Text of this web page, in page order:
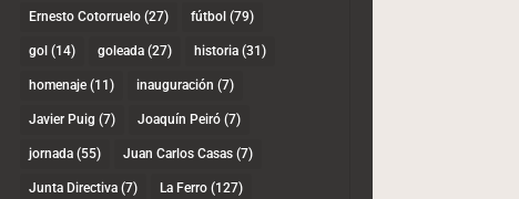
Ernesto Cotorruelo(27) fútbol (79)
gol (14) goleada(27) historia(31)
homenaje(11) inauguración (7)
Javier Puig (7) Joaquín Peiró(7)
jornada(55) Juan Carlos Casas(7)
Junta Directiva(7) La Ferro(127)